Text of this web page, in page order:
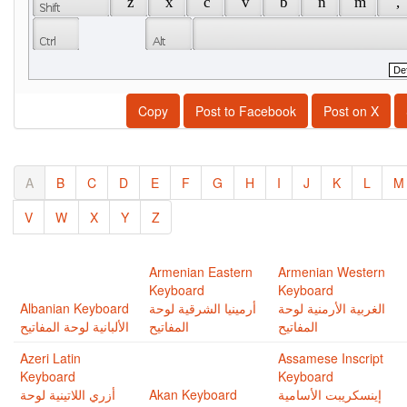
Copy Post to Facebook Post on X
A B C D E F G H I J K L
M
V
W X Y Z
Albanian Keyboard
الألبانية لوحة المفاتيح
Armenian Eastern
Keyboard
أرمينيا الشرقية لوحة
المفاتيح
Armenian Western
Keyboard
الغربية اﻷرمنية لوحة
المفاتيح
Azeri Latin
Keyboard
أزري اللاتينية لوحة
Akan Keyboard
Assamese Inscript
Keyboard
إينسكريبت اﻷسامية